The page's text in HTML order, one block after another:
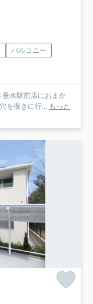
バルコニー
水駅前店におまか
を覗きに行... もっと